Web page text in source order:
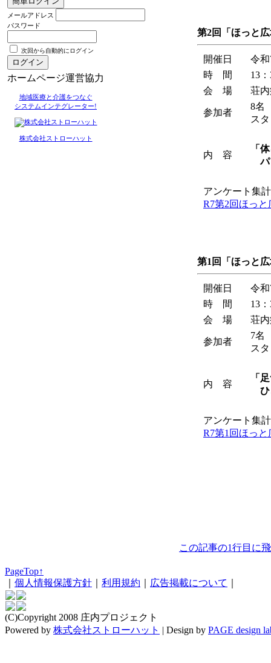
メールアドレス
パスワード
次回から自動的にログイン
ホームページ運営協力
地域医療と介護をつなぐ
システムインテグレーター!
株式会社ストローハット
第2回「ほっと
開催日
令
時 間
13
会 場
荘
参加者
8名
ス
内 容
「
アンケート集
R7第2回ほっ
第1回「ほっと
開催日
令
時 間
13
会 場
荘
参加者
7名
ス
内 容
「
アンケート集
R7第1回ほっ
この記事の1行目に
PageTop↑
個人情報保護方針 利用規約 広告掲載について
(C)Copyright 2008 庄内プロジェクト
Powered by 株式会社ストローハット | Design by PAGE design